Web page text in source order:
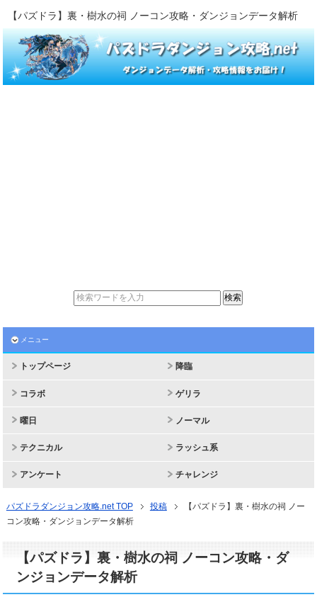
【パズドラ】裏・樹水の祠 ノーコン攻略・ダンジョンデータ解析
メニュー
トップページ 降臨
コラボ ゲリラ
曜日 ノーマル
テクニカル ラッシュ系
アンケート チャレンジ
パズドラダンジョン攻略.net TOP 投稿
【パズドラ】裏・樹水の祠 ノー
コン攻略・ダンジョンデータ解析
【パズドラ】裏・樹水の祠 ノーコン攻略・ダ
ンジョンデータ解析